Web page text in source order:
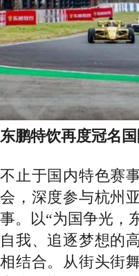
东鹏特饮再度冠名
不止于国内特色赛
会，深度参与杭州
事。以“为国争光，
自我、追逐梦想的
相结合。从街头街